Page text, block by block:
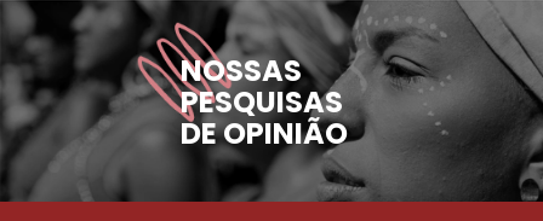
NOSSAS
PESQUISAS
DE OPINIÃO